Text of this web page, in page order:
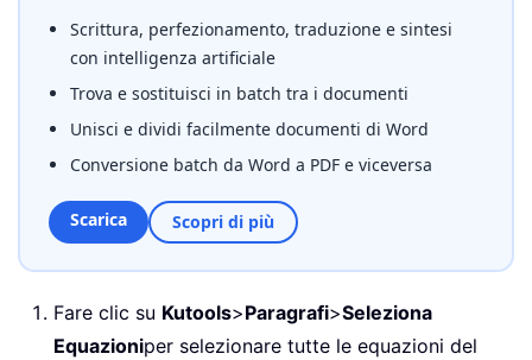
Scrittura, perfezionamento, traduzione e sintesi
con intelligenza artificiale
Trova e sostituisci in batch tra i documenti
Unisci e dividi facilmente documenti di Word
Conversione batch da Word a PDF e viceversa
Scarica Scopri di più
Fare clic su Kutools>Paragrafi>Seleziona
Equazioniper selezionare tutte le equazioni del